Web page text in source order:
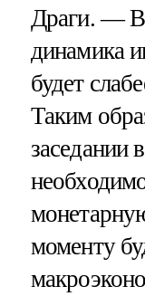
Драги. — В
динамика
будет
Таким
заседании
моменту